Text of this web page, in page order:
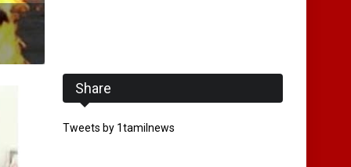
Share
Tweets by 1tamilnews